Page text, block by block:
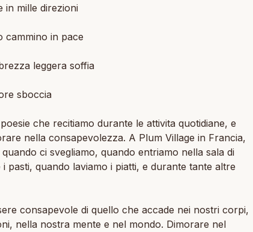
in mille direzioni
cammino in pace
leggera soffia
sboccia
che recitiamo durante le attivita quotidiane, e
nella consapevolezza. A Plum Village in Francia,
ci svegliamo, quando entriamo nella sala di
pasti, quando laviamo i piatti, e durante tante altre
consapevole di quello che accade nei nostri corpi,
nella nostra mente e nel mondo. Dimorare nel